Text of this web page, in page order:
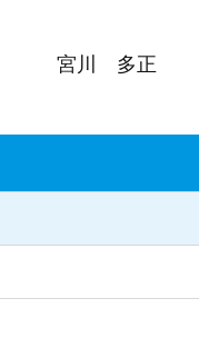
宮川 多正